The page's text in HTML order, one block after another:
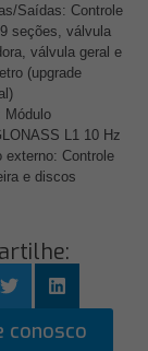
Saídas: Controle
seções, válvula
válvula geral e
(upgrade
Módulo
L1 10 Hz
externo: Controle
e discos
conosco